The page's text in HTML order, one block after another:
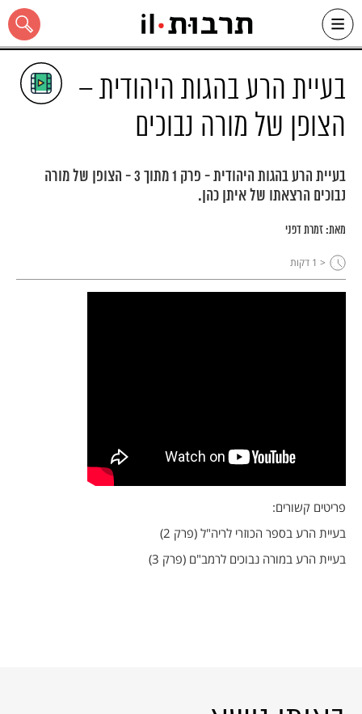
Skip
content
כל האתר
בעיית הרע בהגות היהודית –
הצופן של מורה נבוכים
בעיית הרע בהגות היהודית - פרק 1 מתוך 3 - הצופן של מורה
נבוכים הרצאתו של איתן כהן.
מאת:זמרת דפני
< 1 דקות
פריטים קשורים:
בעיית הרע בספר הכוזרי לריה"ל (פרק 2)
בעיית הרע במורה נבוכים לרמב"ם (פרק 3)